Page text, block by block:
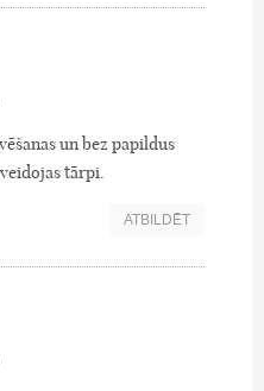
un bez papildus
tārpi.
ATBILDĒT